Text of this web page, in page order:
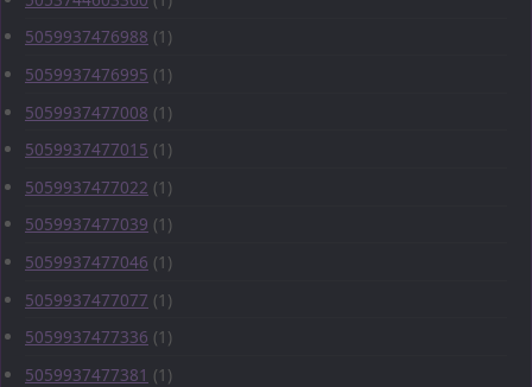
5059937476988 (1)
5059937476995 (1)
5059937477008 (1)
5059937477015 (1)
5059937477022 (1)
5059937477039 (1)
5059937477046 (1)
5059937477077 (1)
5059937477336 (1)
5059937477381 (1)